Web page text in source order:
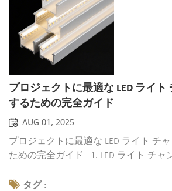
プロジェクトに最適な LED ライ
するための完全ガイド
AUG 01, 2025
プロジェクトに最適な LED ライト チ
ための完全ガイド 1. LED ライト チャ
か? アン LEDライトチャンネル LEDス
（LEDプロファイルとも呼ばれます）
タグ :